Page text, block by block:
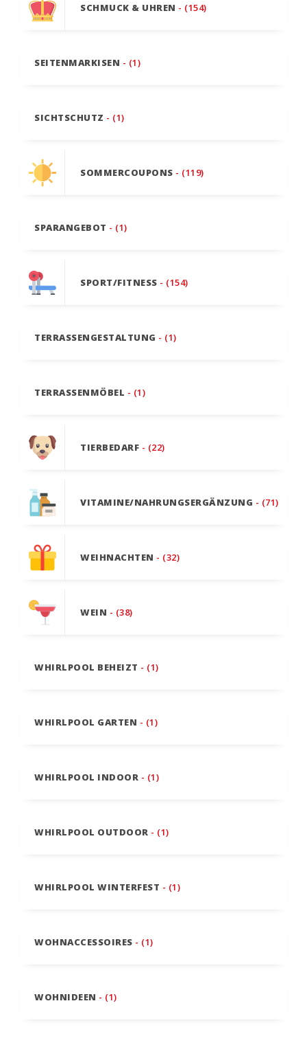
SCHMUCK & UHREN - (154)
SEITENMARKISEN - (1)
SICHTSCHUTZ - (1)
SOMMERCOUPONS - (119)
SPARANGEBOT - (1)
SPORT/FITNESS - (154)
TERRASSENGESTALTUNG - (1)
TERRASSENMÖBEL - (1)
TIERBEDARF - (22)
VITAMINE/NAHRUNGSERGÄNZUNG - (71)
WEIHNACHTEN - (32)
WEIN - (38)
WHIRLPOOL BEHEIZT - (1)
WHIRLPOOL GARTEN - (1)
WHIRLPOOL INDOOR - (1)
WHIRLPOOL OUTDOOR - (1)
WHIRLPOOL WINTERFEST - (1)
WOHNACCESSOIRES - (1)
WOHNIDEEN - (1)